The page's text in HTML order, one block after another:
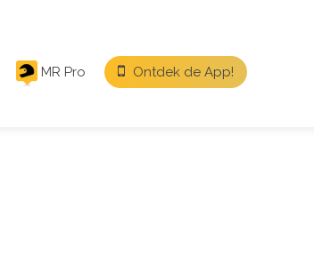
MR Pro
Ontdek de App!